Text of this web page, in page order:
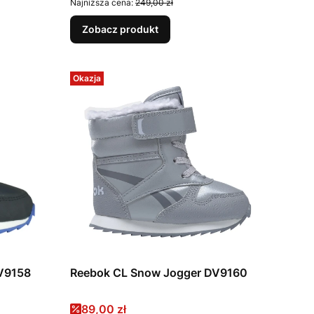
Najniższa cena: 249,00 zł
Zobacz produkt
Okazja
Reebok CL Snow Jogger DV9160
Cena promocyjna
89,00 zł